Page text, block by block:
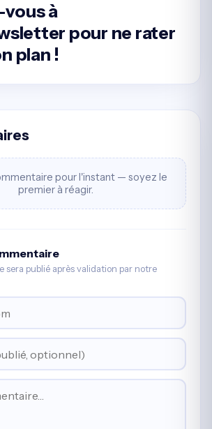
à
pour ne rater
plan !
pour l'instant — soyez le
premier à réagir.
sera publié après validation par notre